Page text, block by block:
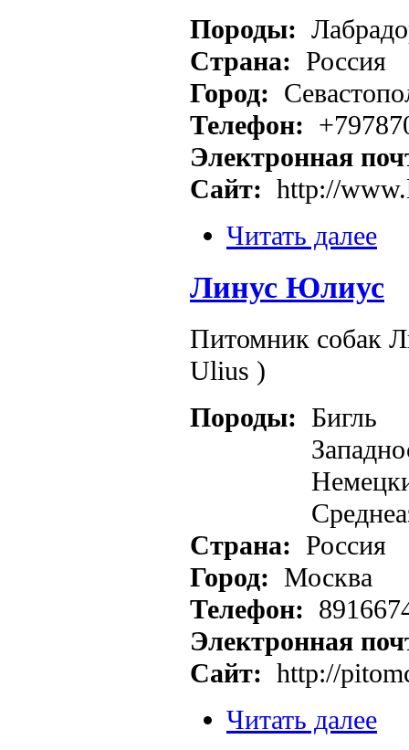
Породы:
Страна: Россия
Город:
Телефон:
Электронная
Сайт: http://
Читать далее
Линус Юлиус
Питомник собак
Ulius )
Породы: Бигль
Страна: Россия
Город: Москва
Телефон:
Электронная
Сайт: http://
Читать далее